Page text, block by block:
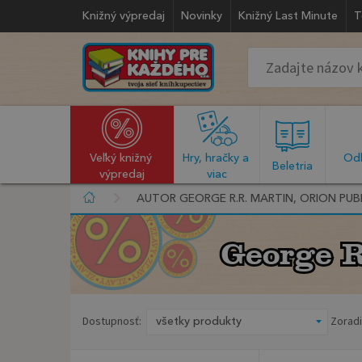
Knižný výpredaj Novinky Knižný Last Minute
Veľký knižný
výpredaj
Hry, hračky a
viac
Beletria
AUTOR GEORGE R.R. MARTIN, ORION
George
George
Dostupnosť: